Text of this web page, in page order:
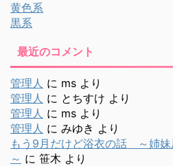
黄色系
黒系
最近のコメント
管理人 に ms より
管理人 に とちすけ より
管理人 に ms より
管理人 に みゆき より
もう9月だけど浴衣の話 ～姉妹
～ に 笹木 より